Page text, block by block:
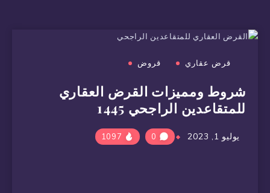
قرض عقاري قروض
شروط ومميزات القرض العقاري
للمتقاعدين الراجحي 1445
يوليو 1, 2023 0